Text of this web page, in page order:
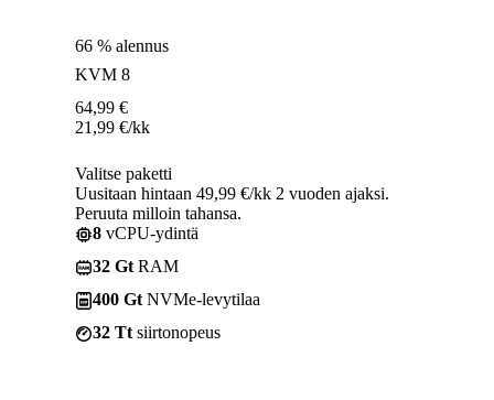
66 % alennus
KVM 8
64,99 €
21,99 €/kk
Valitse paketti
Uusitaan hintaan 49,99 €/kk 2 vuoden ajaksi.
Peruuta milloin tahansa.
8 vCPU-ydintä
32 Gt RAM
400 Gt NVMe-levytilaa
32 Tt siirtonopeus